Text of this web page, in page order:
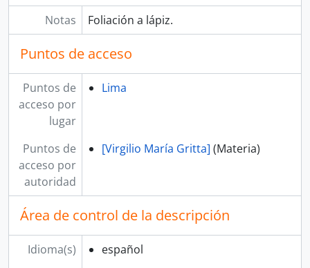
Notas Foliación a lápiz.
Puntos de acceso
Puntos de
acceso por
lugar
Lima
Puntos de
acceso por
autoridad
[Virgilio María Gritta] (Materia)
Área de control de la descripción
Idioma(s)
español